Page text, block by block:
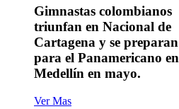
Gimnastas colombianos
triunfan en Nacional de
Cartagena y se preparan
para el Panamericano en
Medellín en mayo.
Ver Mas